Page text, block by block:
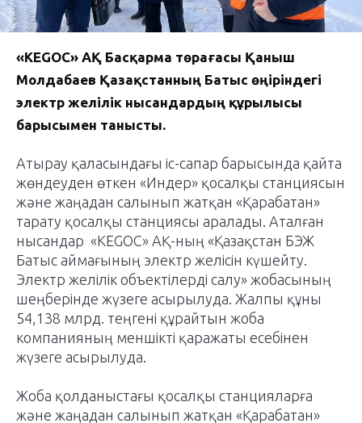
«KEGOC» АҚ Басқарма төрағасы Қаныш
Молдабаев Қазақстанның Батыс өңіріндегі
электр желілік нысандардың құрылысы
барысымен танысты.
Атырау қаласындағы іс-сапар барысында қайта
жөндеуден өткен «Индер» қосалқы станциясын
және жаңадан салынып жатқан «Қарабатан»
тарату қосалқы станциясы аралады. Аталған
нысандар «KEGOC» АҚ-ның «Қазақстан БЭЖ
Батыс аймағының электр желісін күшейту.
Электр желілік объектілерді салу» жобасының
шеңберінде жүзеге асырылуда. Жалпы құны
54,138 млрд. теңгені құрайтын жоба
компанияның меншікті қаражаты есебінен
жүзеге асырылуда.
Жоба қолданыстағы қосалқы станцияларға
және жаңадан салынып жатқан «Қарабатан»